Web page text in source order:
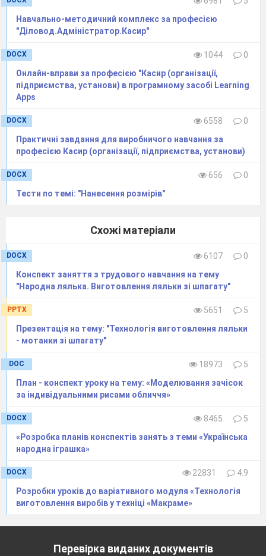
редактора, містить у собі цілий ряд
програмних продуктів, що значно підвищують
ефективність і якість проектування. Він
однаково зручний як для машинобудування,
так і для приладобудування, будівництва й
архітектури.
«електронного кульмана»;
•
редагування зображення
(зрушення
деформація, симетрія і т.д.)
•
формування текстових написів;
основних написів;
креслення і їхнє перенесення в інше креслення;
•
використання бібліотек типових
створення складальних креслень і т.д.
КОМПАС-ГРАФІК
містить більш ЗО
різних програмних продуктів. До найбільш
цікавих з них для
конструктора-
машинобудівника можна віднести :
•
Систему
проектування
специфікацій
забезпечує
автоматизоване
формування
специфікацій
по
складальному кресленню, побудованому в
КОМПАС-ГРАФІК;
бібліотеку
що
являє
собою комплекс
креслень
(болти, гвинти, гайки , проточки і
Навчально-методичний комплекс за професією
"Діловод.Адміністратор.Касир"
DOCX 1044
0
Онлайн-вправи за професією "Касир (організації,
підприємства, установи) в програмному засобі Learning
Apps
DOCX 6558
0
Практичні завдання для виробничого навчання за
професією Касир (організації, підприємства, установи)
DOCX 656
0
Тести по темі: "Нанесення розмірів"
Схожі матеріали
DOCX 6107
0
Конспект заняття з трудового навчання на тему
"Народна лялька. Виготовлення ляльки зі шпагату"
PPTX 5651
5
Презентація на тему: "Технологія виготовлення ляльки
- мотанки зі шпагату"
DOC 18973
5
План - конспект уроку на тему: «Моделювання зачісок
за індивідуальними рисами обличчя»
DOCX 8465
5
«Розробка планів конспектів занять з теми «Українська
народна іграшка»
DOCX 22831
4.9
Розробки уроків до варіативного модуля «Технологія
виготовлення виробів у техніці «Макраме»
Перевірка виданих документів